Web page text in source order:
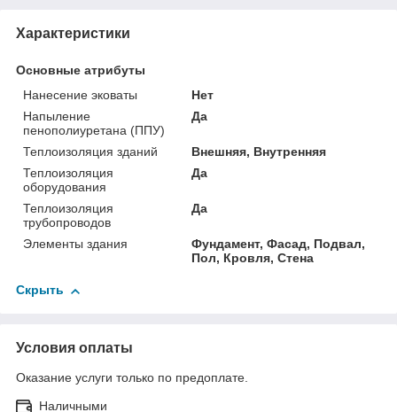
Характеристики
Основные атрибуты
Нанесение эковаты
Нет
Напыление
пенополиуретана (ППУ)
Да
Теплоизоляция зданий
Внешняя, Внутренняя
Теплоизоляция
оборудования
Да
Теплоизоляция
трубопроводов
Да
Элементы здания
Фундамент, Фасад, Подвал,
Пол, Кровля, Стена
Скрыть
Условия оплаты
Оказание услуги только по предоплате.
Наличными